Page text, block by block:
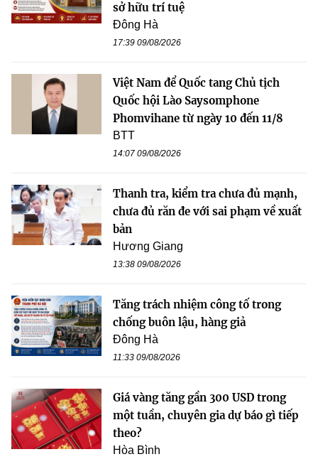
sở hữu trí tuệ
Đông Hà
17:39 09/08/2026
Việt Nam để Quốc tang Chủ tịch
Quốc hội Lào Saysomphone
Phomvihane từ ngày 10 đến 11/8
BTT
14:07 09/08/2026
Thanh tra, kiểm tra chưa đủ mạnh,
chưa đủ răn đe với sai phạm về xuất
bản
Hương Giang
13:38 09/08/2026
Tăng trách nhiệm công tố trong
chống buôn lậu, hàng giả
Đông Hà
11:33 09/08/2026
Giá vàng tăng gần 300 USD trong
một tuần, chuyên gia dự báo gì tiếp
theo?
Hòa Bình